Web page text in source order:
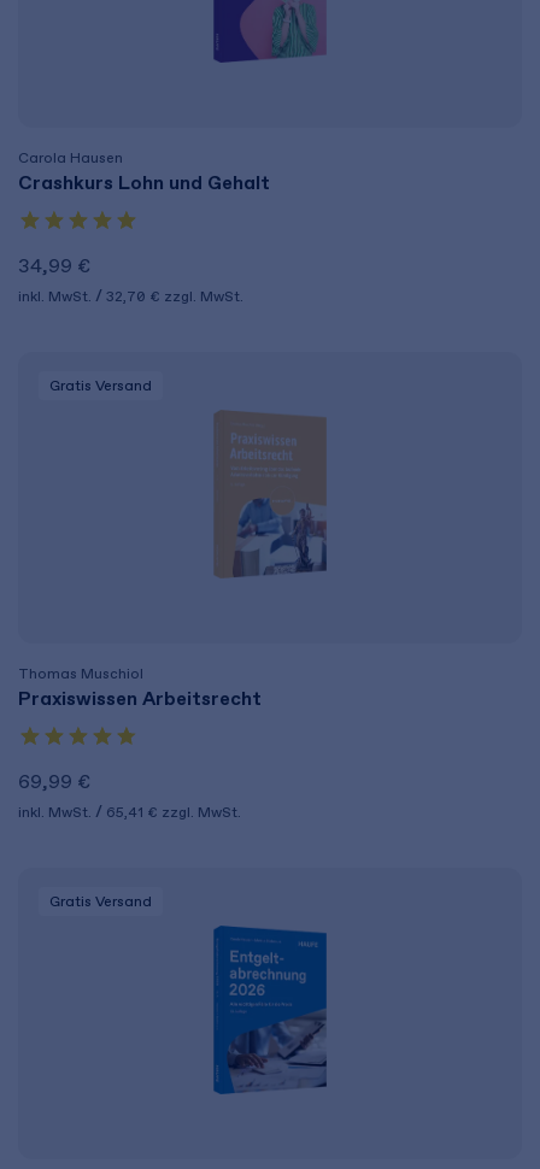
Carola Hausen
Crashkurs Lohn und Gehalt
34,99 €
inkl. MwSt. 32,70 € zzgl. MwSt.
Gratis Versand
Thomas Muschiol
Praxiswissen Arbeitsrecht
69,99 €
inkl. MwSt. 65,41 € zzgl. MwSt.
Gratis Versand